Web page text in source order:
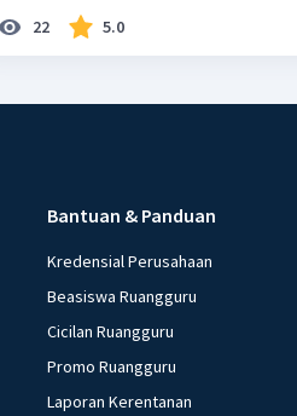
dan perilaku yang melembaga
masyarakat dan tidak berkaitan
22 5.0
Bantuan & Panduan
Kredensial Perusahaan
Beasiswa Ruangguru
Cicilan Ruangguru
Promo Ruangguru
Laporan Kerentanan